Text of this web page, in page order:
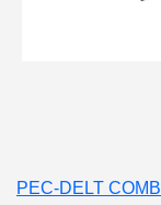
PEC-DELT COMBI